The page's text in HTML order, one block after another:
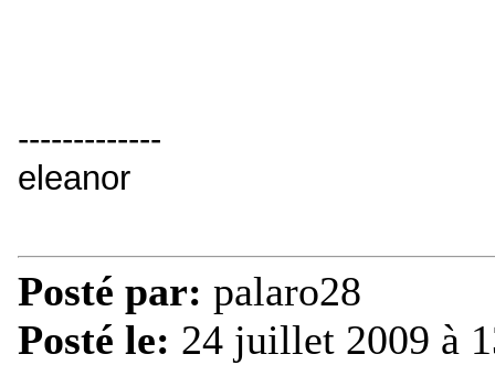
-------------
eleanor
Posté par: palaro28
Posté le: 24 juillet 2009 à